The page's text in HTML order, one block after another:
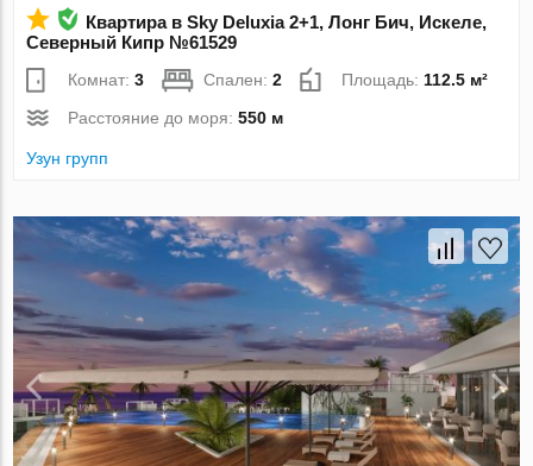
Квартира в Sky Deluxia 2+1, Лонг Бич, Искеле,
Северный Кипр №61529
Комнат:3 Спален:2 Площадь:112.5 м²
Расстояние до моря:550 м
Узун групп